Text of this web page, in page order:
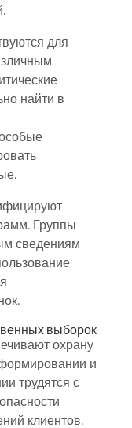
для
найти в
Группы
сведениям
выборок
охрану
и
трудятся с
клиентов.